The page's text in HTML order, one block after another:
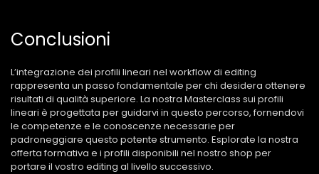
Conclusioni
L’integrazione dei profili lineari nel workflow di editing
rappresenta un passo fondamentale per chi desidera ottenere
risultati di qualità superiore. La nostra Masterclass sui profili
lineari è progettata per guidarvi in questo percorso, fornendovi
le competenze e le conoscenze necessarie per
padroneggiare questo potente strumento. Esplorate la nostra
offerta formativa e i profili disponibili nel nostro shop per
portare il vostro editing al livello successivo.